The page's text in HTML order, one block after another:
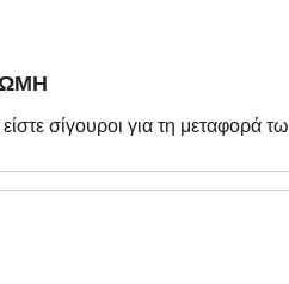
σίγουροι για τη μεταφορά